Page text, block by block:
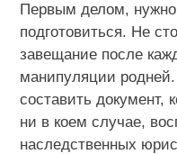
Первым делом, нужно
подготовиться. Не
завещание после
манипуляции
составить документ,
ни в коем случае,
наследственных